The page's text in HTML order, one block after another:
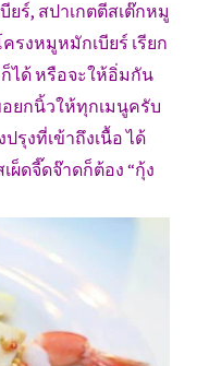
ยร์, สปาเกตตีสเต๊กหมู
รงหมูหมักเบียร์ เรียก
ก็ได้ หรือจะให้อิ่มกัน
ยกนิ้วให้ทุกเมนูครับ
รุงที่เข้าถึงเนื้อ ได้
ดจี๊ดจ๊าดก็ต้อง “กุ้ง